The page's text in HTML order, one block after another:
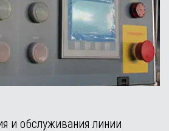
и обслуживания линии